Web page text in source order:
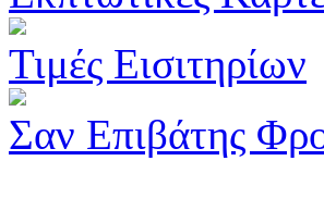
Τιμές Εισιτηρίων
Σαν Επιβάτης